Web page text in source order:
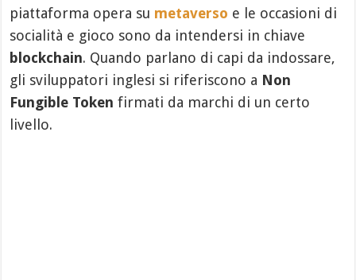
piattaforma opera su metaverso e le occasioni di
socialità e gioco sono da intendersi in chiave
blockchain. Quando parlano di capi da indossare,
gli sviluppatori inglesi si riferiscono a Non
Fungible Token firmati da marchi di un certo
livello.